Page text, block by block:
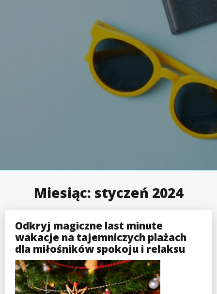
Miesiąc: styczeń 2024
Odkryj magiczne last minute
wakacje na tajemniczych plażach
dla miłośników spokoju i relaksu